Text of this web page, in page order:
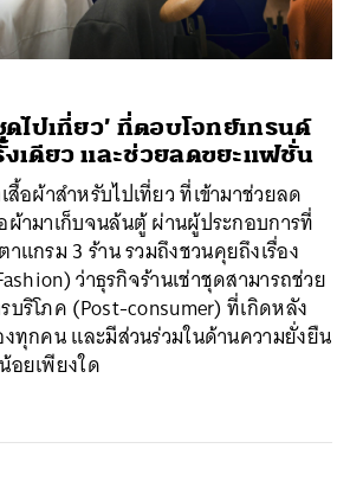
ดไปเที่ยว’ ที่ตอบโจทย์เทรนด์
งเดียว และช่วยลดขยะแฟชั่น
สื้อผ้าสำหรับไปเที่ยว ที่เข้ามาช่วยลด
ามาเก็บจนล้นตู้ ผ่านผู้ประกอบการที่
แกรม 3 ร้าน รวมถึงชวนคุยถึงเรื่อง
ว่าธุรกิจร้านเช่าชุดสามารถช่วย
ริโภค (Post-consumer) ที่เกิดหลัง
ทุกคน และมีส่วนร่วมในด้านความยั่งยืน
อยเพียงใด